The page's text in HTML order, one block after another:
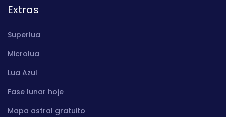
Extras
Superlua
Microlua
Lua Azul
Fase lunar hoje
Mapa astral gratuito